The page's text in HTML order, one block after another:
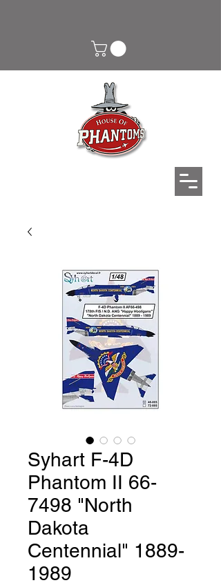
Syhart F-4D
Phantom II 66-
7498 "North
Dakota
Centennial" 1889-
1989